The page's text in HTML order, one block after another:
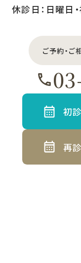
休診日：日曜日
ご予約・
初
再